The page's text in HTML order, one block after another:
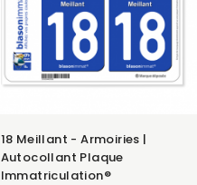
18 Meillant - Armoiries |
Autocollant Plaque
Immatriculation®